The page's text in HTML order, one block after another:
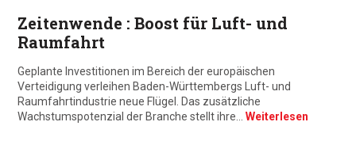
Zeitenwende : Boost für Luft- und
Raumfahrt
Geplante Investitionen im Bereich der europäischen
Verteidigung verleihen Baden-Württembergs Luft- und
Raumfahrtindustrie neue Flügel. Das zusätzliche
Wachstumspotenzial der Branche stellt ihre… Weiterlesen